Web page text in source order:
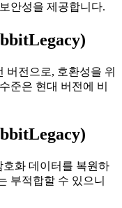
안성을 제공합니다.
버전으로, 호환성을 위
준은 현대 버전에 비
호화 데이터를 복원하
부적합할 수 있으니